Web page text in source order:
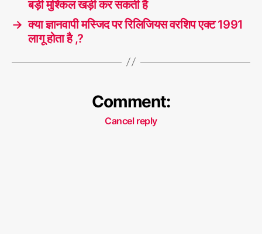
बड़ी मुश्किल खड़ी कर सकती है
→ क्या ज्ञानवापी मस्जिद पर रिलिजियस वरशिप एक्ट 1991
लागू होता है ,?
Comment:
Cancel reply